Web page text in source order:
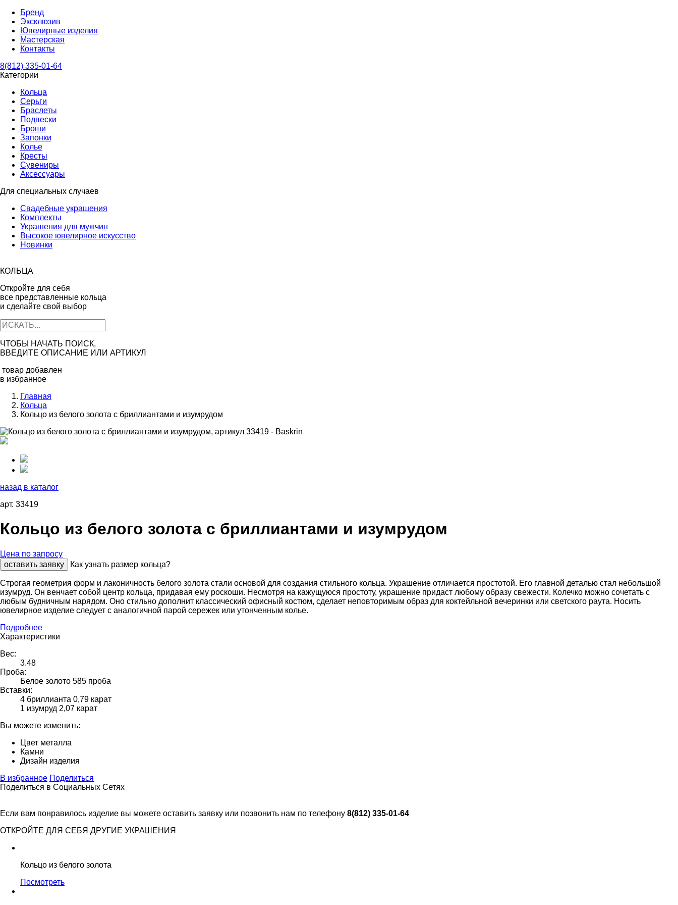
Бренд
Эксклюзив
Ювелирные изделия
Мастерская
Контакты
8(812) 335-01-64
Категории
Кольца
Серьги
Браслеты
Подвески
Броши
Запонки
Колье
Кресты
Сувениры
Аксессуары
Для специальных случаев
Свадебные украшения
Комплекты
Украшения для мужчин
Высокое ювелирное искусство
Новинки
КОЛЬЦА
Откройте для себя
все представленные кольца
и сделайте свой выбор
ЧТОБЫ НАЧАТЬ ПОИСК,
ВВЕДИТЕ ОПИСАНИЕ ИЛИ АРТИКУЛ
товар добавлен
в избранное
Главная
Кольца
Кольцо из белого золота с бриллиантами и изумрудом
назад в каталог
арт. 33419
Кольцо из белого золота с бриллиантами и изумрудом
Цена по запросу
оставить заявку
Как узнать размер кольца?
Строгая геометрия форм и лаконичность белого золота стали основой для создания стильного кольца. Украшение отличается простотой. Его главной деталью стал небольшой
изумруд. Он венчает собой центр кольца, придавая ему роскоши. Несмотря на кажущуюся простоту, украшение придаст любому образу свежести. Колечко можно сочетать с
любым будничным нарядом. Оно стильно дополнит классический офисный костюм, сделает неповторимым образ для коктейльной вечеринки или светского раута. Носить
ювелирное изделие следует с аналогичной парой сережек или утонченным колье.
Подробнее
Характеристики
Вес:
3.48
Проба:
Белое золото 585 проба
Вставки:
4 бриллианта 0,79 карат
1 изумруд 2,07 карат
Вы можете изменить:
Цвет металла
Камни
Дизайн изделия
В избранное Поделиться
Поделиться в Социальных Сетях
Если вам понравилось изделие вы можете оставить заявку или позвонить нам по телефону 8(812) 335-01-64
ОТКРОЙТЕ ДЛЯ СЕБЯ ДРУГИЕ УКРАШЕНИЯ
Кольцо из белого золота
Посмотреть